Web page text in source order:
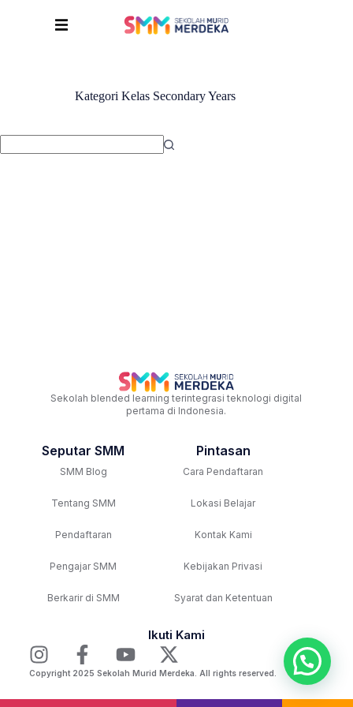
Kategori Kelas Secondary Years
Sekolah blended learning terintegrasi teknologi digital
pertama di Indonesia.
Seputar SMM
SMM Blog
Tentang SMM
Pendaftaran
Pengajar SMM
Berkarir di SMM
Pintasan
Cara Pendaftaran
Lokasi Belajar
Kontak Kami
Kebijakan Privasi
Syarat dan Ketentuan
Ikuti Kami
Copyright 2025 Sekolah Murid Merdeka. All rights reserved.